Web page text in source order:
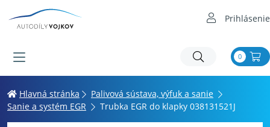
Prihlásenie
0
Hlavná stránka
Palivová sústava, výfuk a sanie
Sanie a systém EGR
Trubka EGR do klapky 038131521J